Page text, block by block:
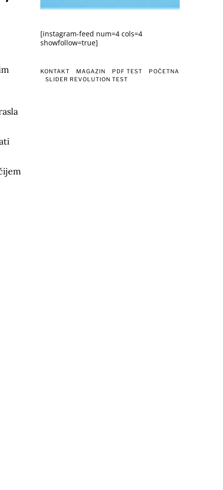
[instagram-feed num=4 cols=4
showfollow=true]
KONTAKT MAGAZIN PDF TEST
POČETNA
SLIDER REVOLUTION TEST